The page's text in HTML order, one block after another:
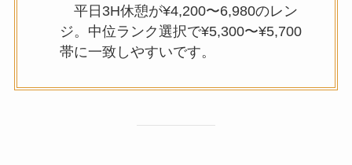
平日3H休憩が¥4,200〜6,980のレン
ジ。中位ランク選択で¥5,300〜¥5,700
帯に一致しやすいです。